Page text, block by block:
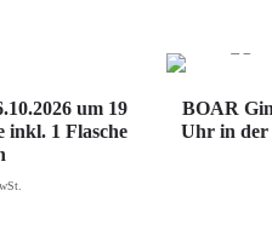
um 19
inkl. 1 Flasche
BOAR
Uhr in der